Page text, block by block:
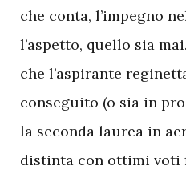
che conta, l’impegno
l’aspetto, quello sia
che l’aspirante
conseguito (o sia in
la seconda laurea in
distinta con ottimi voti